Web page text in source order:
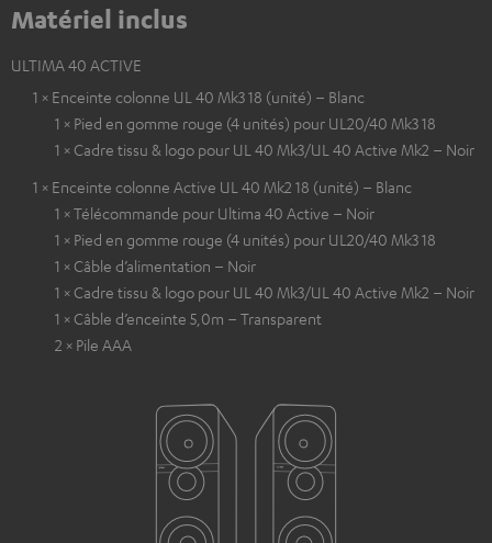
Matériel inclus
ULTIMA 40 ACTIVE
1 × Enceinte colonne UL 40 Mk3 18 (unité) – Blanc
1 × Pied en gomme rouge (4 unités) pour UL20/40 Mk3 18
1 × Cadre tissu & logo pour UL 40 Mk3/UL 40 Active Mk2 – Noir
1 × Enceinte colonne Active UL 40 Mk2 18 (unité) – Blanc
1 × Télécommande pour Ultima 40 Active – Noir
1 × Pied en gomme rouge (4 unités) pour UL20/40 Mk3 18
1 × Câble d’alimentation – Noir
1 × Cadre tissu & logo pour UL 40 Mk3/UL 40 Active Mk2 – Noir
1 × Câble d’enceinte 5,0m – Transparent
2 × Pile AAA